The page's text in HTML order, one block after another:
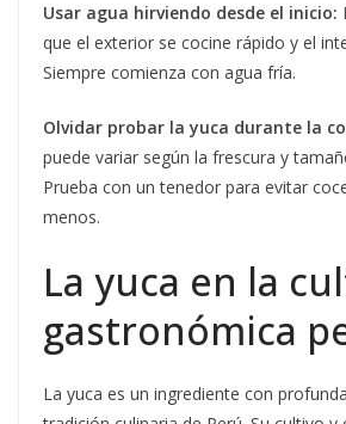
Usar agua hirviendo desde el inicio:
que el exterior se cocine rápido y el
Siempre comienza con agua fría.
Olvidar probar la yuca durante la
puede variar según la frescura y
Prueba con un tenedor para evitar
menos.
La yuca en la
gastronómica
La yuca es un ingrediente con